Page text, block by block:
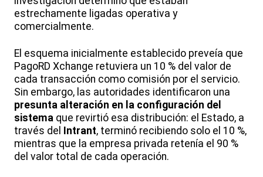
estrechamente ligadas operativa y
comercialmente.
El esquema inicialmente establecido preveía que
PagoRD Xchange retuviera un 10 % del valor de
cada transacción como comisión por el servicio.
Sin embargo, las autoridades identificaron una
presunta alteración en la configuración del
sistema que revirtió esa distribución: el Estado, a
través del
Intrant, terminó recibiendo solo el 10 %,
mientras que la empresa privada retenía el 90 %
del valor total de cada operación.